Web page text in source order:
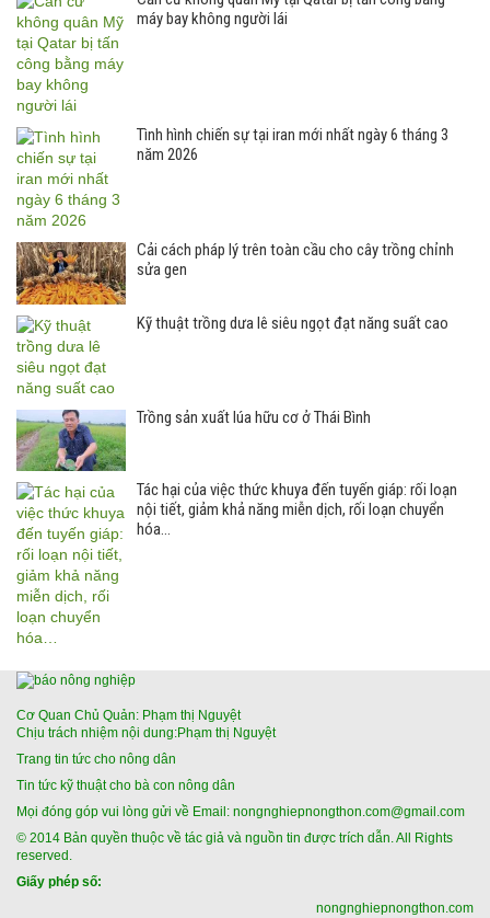
máy bay không người lái
Tình hình chiến sự tại iran mới nhất ngày 6 tháng 3
năm 2026
Cải cách pháp lý trên toàn cầu cho cây trồng chỉnh
sửa gen
Kỹ thuật trồng dưa lê siêu ngọt đạt năng suất cao
Trồng sản xuất lúa hữu cơ ở Thái Bình
Tác hại của việc thức khuya đến tuyến giáp: rối loạn
nội tiết, giảm khả năng miễn dịch, rối loạn chuyển
hóa…
Cơ Quan Chủ Quản: Phạm thị Nguyệt
Chịu trách nhiệm nội dung:Phạm thị Nguyệt
Trang tin tức cho nông dân
Tin tức kỹ thuật cho bà con nông dân
Mọi đóng góp vui lòng gửi về Email: nongnghiepnongthon.com@gmail.com
© 2014 Bản quyền thuộc về tác giả và nguồn tin được trích dẫn. All Rights
reserved.
Giấy phép số:
nongnghiepnongthon.com